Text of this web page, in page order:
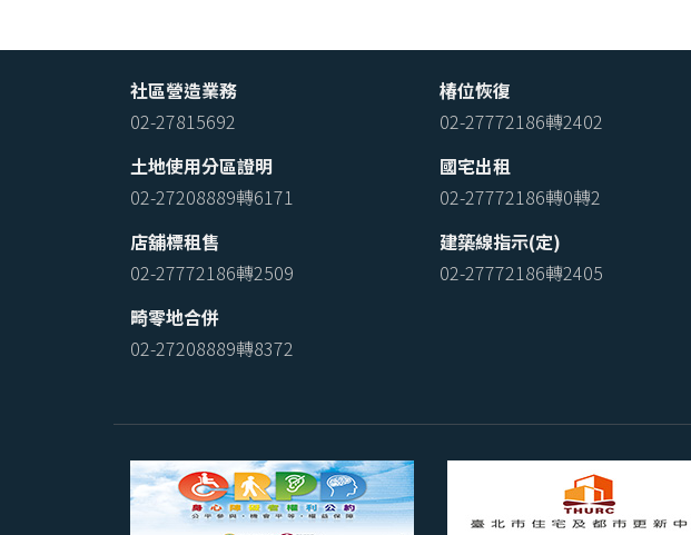
社區營造業務
02-27815692
椿位恢復
02-27772186轉2402
土地使用分區證明
02-27208889轉6171
國宅出租
02-27772186轉0轉2
店舖標租售
02-27772186轉2509
建築線指示(定)
02-27772186轉2405
畸零地合併
02-27208889轉8372